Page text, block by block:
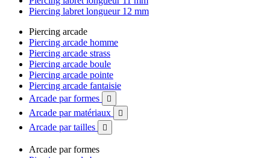
Piercing labret longueur 12 mm
Piercing arcade
Piercing arcade homme
Piercing arcade strass
Piercing arcade boule
Piercing arcade pointe
Piercing arcade fantaisie
Arcade par formes

Arcade par matériaux 
Arcade par tailles 
Arcade par formes